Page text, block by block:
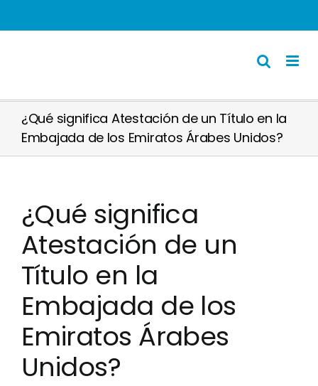
to
Apostilla
Certificado Policial
Herramientas útiles
Ubicaciones
Español
¿Qué significa Atestación de un Título en la
Embajada de los Emiratos Árabes Unidos?
¿Qué significa
Atestación de un
Título en la
Embajada de los
Emiratos Árabes
Unidos?